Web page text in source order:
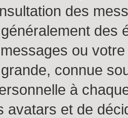
des
des
ou
connue
à
avatars et de